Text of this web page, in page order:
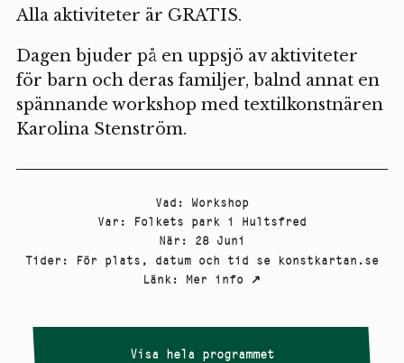
Alla aktiviteter är GRATIS.
Dagen bjuder på en uppsjö av aktiviteter
för barn och deras familjer, balnd annat en
spännande workshop med textilkonstnären
Karolina Stenström.
Vad : Workshop
Var :
Folkets park i Hultsfred
När : 28 Juni
Tider :
För plats, datum och tid se konstkartan.se
Länk: Mer info ↗
Visa hela programmet